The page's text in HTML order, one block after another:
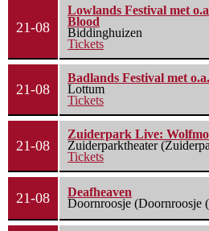
21-08
Lowlands Festival met
Blood
Biddinghuizen
Tickets
21-08
Badlands Festival met
Lottum
Tickets
21-08
Zuiderpark Live:
Zuiderparktheater
Tickets
21-08
Deafheaven
Doornroosje (Doornroosje